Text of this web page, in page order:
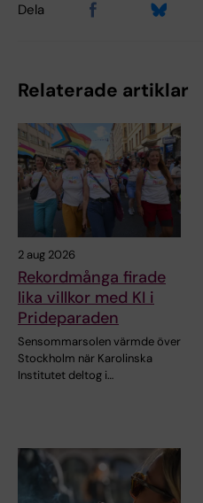
Dela
Relaterade artiklar
2 aug 2026
Rekordmånga firade
lika villkor med KI i
Prideparaden
Sensommarsolen värmde över
Stockholm när Karolinska
Institutet deltog i…